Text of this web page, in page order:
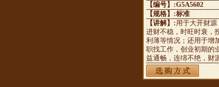
【编号】:G5A5602
【规格】:标准
【讲解】:用于大开财
进财不稳，时旺时衰，
利薄等情况；还用于增
职找工作，创业初期的
益通畅，连绵不绝，财